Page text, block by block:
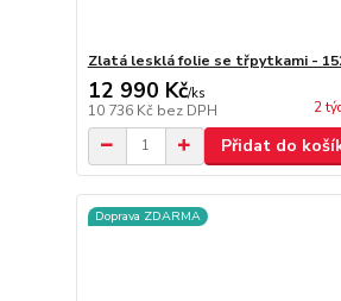
Zlatá lesklá folie se třpytkami -
12 990 Kč/ks
10 736 Kč bez DPH 2
Přidat do
Doprava ZDARMA